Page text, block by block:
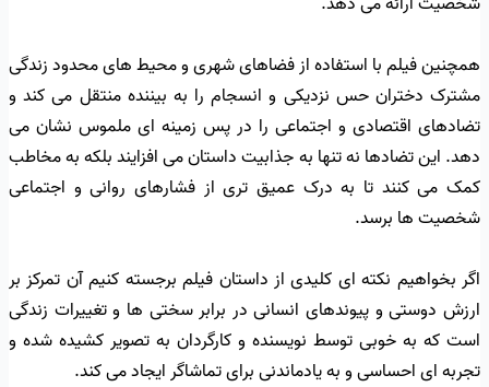
همچنین فیلم با استفاده از فضاهای شهری و محیط های محدود زندگی
مشترک دختران حس نزدیکی و انسجام را به بیننده منتقل می کند و
تضادهای اقتصادی و اجتماعی را در پس زمینه ای ملموس نشان می
دهد. این تضادها نه تنها به جذابیت داستان می افزایند بلکه به مخاطب
کمک می کنند تا به درک عمیق تری از فشارهای روانی و اجتماعی
شخصیت ها برسد.
اگر بخواهیم نکته ای کلیدی از داستان فیلم برجسته کنیم آن تمرکز بر
ارزش دوستی و پیوندهای انسانی در برابر سختی ها و تغییرات زندگی
است که به خوبی توسط نویسنده و کارگردان به تصویر کشیده شده و
تجربه ای احساسی و به یادماندنی برای تماشاگر ایجاد می کند.